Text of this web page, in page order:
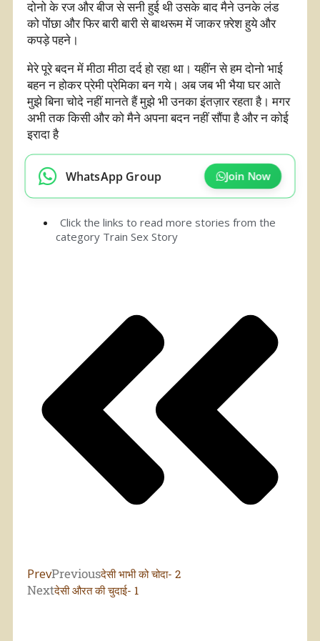
दोनो के रज और बीज से सनी हुई थी उसके बाद मैने उनके लंड
को पोंछा और फिर बारी बारी से बाथरूम में जाकर फ़्रेश हुये और
कपड़े पहने।
मेरे पूरे बदन में मीठा मीठा दर्द हो रहा था। यहींन से हम दोनो भाई
बहन न होकर प्रेमी प्रेमिका बन गये। अब जब भी भैया घर आते
मुझे बिना चोदे नहीं मानते हैं मुझे भी उनका इंतज़ार रहता है। मगर
अभी तक किसी और को मैने अपना बदन नहीं सौंपा है और न कोई
इरादा है
WhatsApp Group Join Now
Click the links to read more stories from the
category Train Sex Story
PrevPreviousदेसी भाभी को चोदा- 2
Nextदेसी औरत की चुदाई- 1